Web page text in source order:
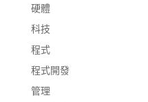
硬體
科技
程式
程式開發
管理